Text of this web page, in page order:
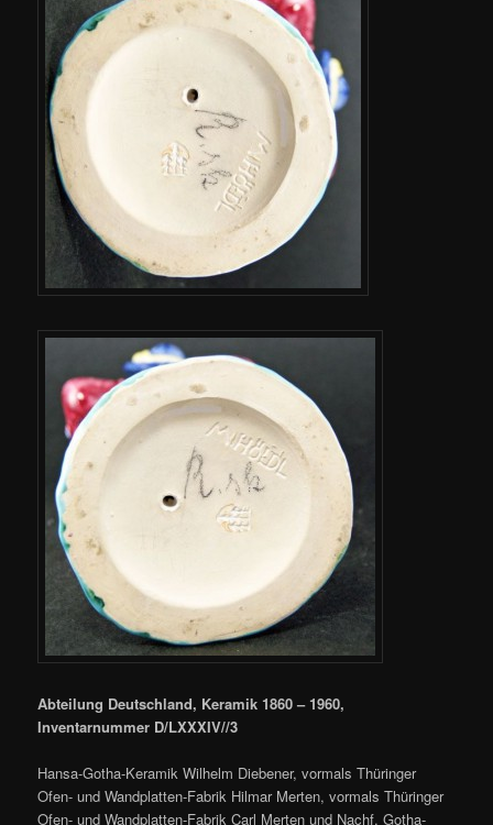
Abteilung Deutschland, Keramik 1860 – 1960,
Inventarnummer D/LXXXIV//3
Hansa-Gotha-Keramik Wilhelm Diebener, vormals Thüringer
Ofen- und Wandplatten-Fabrik Hilmar Merten, vormals Thüringer
Ofen- und Wandplatten-Fabrik Carl Merten und Nachf. Gotha-